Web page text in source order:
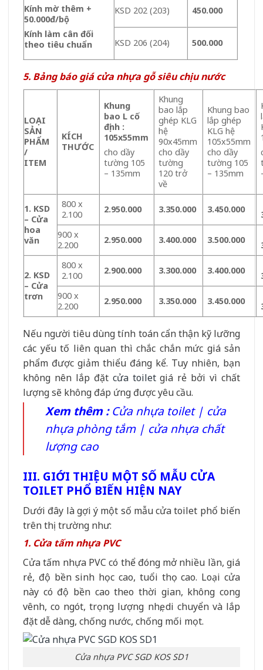
Kính mờ thêm +
50.000đ/bộ
Kính làm cân đối
theo tiêu chuẩn
KSD 202 (203) 450.000
KSD 206 (204) 500.000
5. Bảng báo giá cửa nhựa gỗ siêu chịu nước
LOẠI
SẢN
PHẨM
/
ITEM
KÍCH
THƯỚC
Khung
bao L cố
định :
105x55mm
cho dầy
tường 105
– 135mm
Khung
bao lắp
ghép KLG
hệ
90x45mm
cho dầy
tường
120 trở
về
Khung bao
lắp ghép
KLG hệ
105x55mm
cho dầy
tường 105
– 135mm
1. KSD
– Cửa
hoa
văn
800 x
2.100
2.950.000 3.350.000 3.450.000
900 x
2.200
2.950.000 3.400.000 3.500.000
2. KSD
– Cửa
trơn
800 x
2.100
2.900.000 3.300.000 3.400.000
900 x
2.200
2.950.000 3.350.000 3.450.000
Nếu người tiêu dùng tính toán cẩn thận kỹ lưỡng
các yếu tố liên quan thì chắc chắn mức giá sản
phẩm được giảm thiểu đáng kể. Tuy nhiên, bạn
không nên lắp đặt cửa toiletgiá rẻ bởi vì chất
lượng sẽ không đáp ứng được yêu cầu.
Xem thêm : Cửa nhựa toilet | cửa
nhựa phòng tắm | cửa nhựa chất
lượng cao
III. GIỚI THIỆU MỘT SỐ MẪU CỬA
TOILET PHỔ BIẾN HIỆN NAY
Dưới đây là gợi ý một số mẫu cửa toilet phổ biến
trên thị trường như:
1. Cửa tấm nhựa PVC
Cửa tấm nhựa PVC có thể đóng mở nhiều lần, giá
rẻ, độ bền sinh học cao, tuổi thọ cao. Loại cửa
này có độ bền cao theo thời gian, không cong
vênh, co ngót, trọng lượng nhẹ, di chuyển và lắp
đặt dễ dàng, chống nước, chống mối mọt.
Cửa nhựa PVC SGD KOS SD1